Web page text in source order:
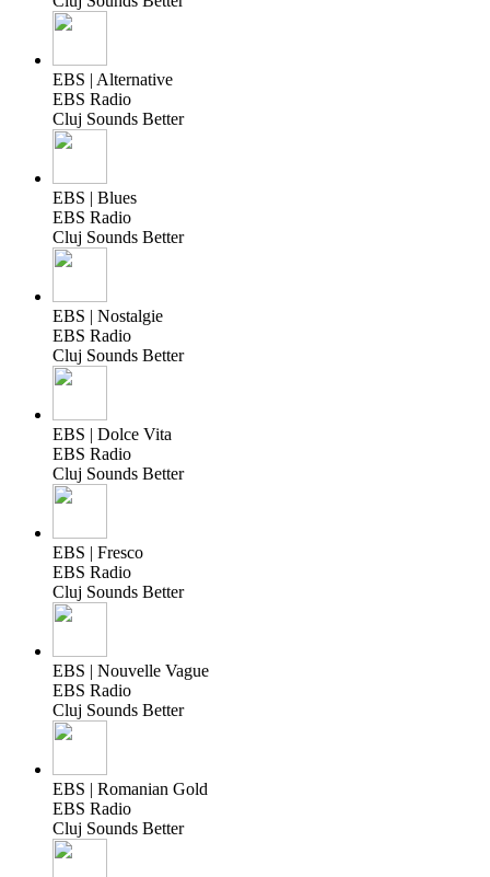
EBS | Alternative
EBS Radio
Cluj Sounds Better
EBS | Blues
EBS Radio
Cluj Sounds Better
EBS | Nostalgie
EBS Radio
Cluj Sounds Better
EBS | Dolce Vita
EBS Radio
Cluj Sounds Better
EBS | Fresco
EBS Radio
Cluj Sounds Better
EBS | Nouvelle Vague
EBS Radio
Cluj Sounds Better
EBS | Romanian Gold
EBS Radio
Cluj Sounds Better